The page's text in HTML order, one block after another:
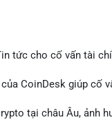
tức cho cố vấn tài
CoinDesk giúp cố
tại châu Âu, ảnh